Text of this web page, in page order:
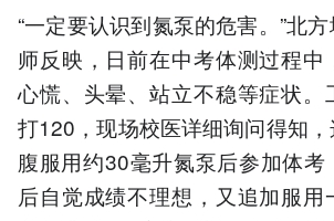
“一定要认识到氮泵的危害。”北
师反映，日前在中考体测过程中
心慌、头晕、站立不稳等症状。
打120，现场校医详细询问得知
腹服用约30毫升氮泵后参加体
后自觉成绩不理想，又追加服用